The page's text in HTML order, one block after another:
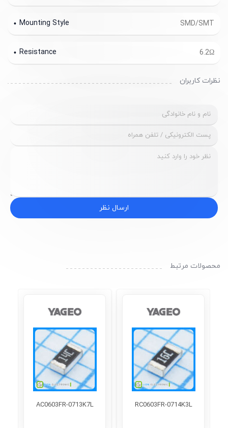
SMD/SMT
Mounting Style
6.2Ω
Resistance
نظرات کاربران
ارسال نظر
محصولات مرتبط
RC0603FR-0714K3L
AC0603FR-0713K7L